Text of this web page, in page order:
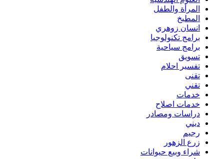
المرأة والطفل
المطبخ
انسان زوهري
برامج تكنولوجيا
برامج سياحية
تسويق
تفسير احلام
تقنى
تقني
خدمات
خدمات اصلاح
دراسات ومصادر
ديني
رجيم
زرع الزهور
شراء وبيع حيوانات